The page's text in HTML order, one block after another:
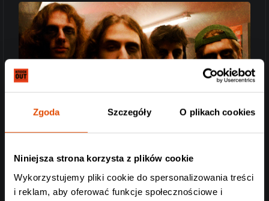
Zgoda Szczegóły O plikach cookies
Niniejsza strona korzysta z plików cookie
Wykorzystujemy pliki cookie do spersonalizowania treści
i reklam, aby oferować funkcje społecznościowe i
pokolenia powszechnej cyfryzacji, stali się tiktokowym
viralem. Ale nie chodzi o same śmieszki, lecz o muzykę, a
więc zajadły, podszyty punkiem thrash. Ich numery są